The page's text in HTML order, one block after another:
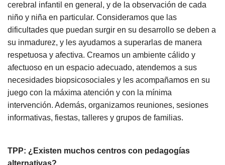
cerebral infantil en general, y de la observación de cada
niño y niña en particular. Consideramos que las
dificultades que puedan surgir en su desarrollo se deben a
su inmadurez, y les ayudamos a superarlas de manera
respetuosa y afectiva. Creamos un ambiente cálido y
afectuoso en un espacio adecuado, atendemos a sus
necesidades biopsicosociales y les acompañamos en su
juego con la máxima atención y con la mínima
intervención. Además, organizamos reuniones, sesiones
informativas, fiestas, talleres y grupos de familias.
TPP: ¿Existen muchos centros con pedagogías
alternativas?